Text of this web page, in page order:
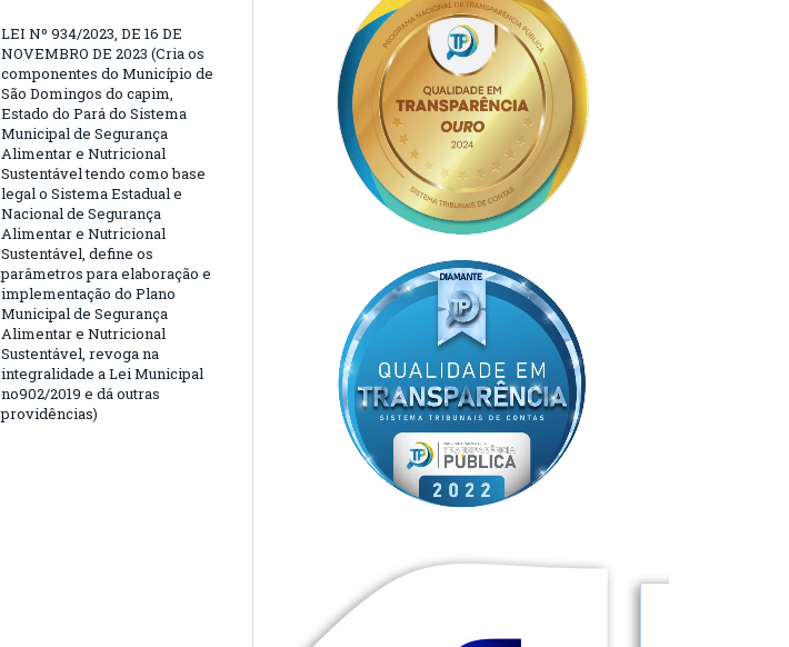
LEI Nº 934/2023, DE 16 DE
NOVEMBRO DE 2023 (Cria os
componentes do Município de
São Domingos do capim,
Estado do Pará do Sistema
Municipal de Segurança
Alimentar e Nutricional
Sustentável tendo como base
legal o Sistema Estadual e
Nacional de Segurança
Alimentar e Nutricional
Sustentável, define os
parâmetros para elaboração e
implementação do Plano
Municipal de Segurança
Alimentar e Nutricional
Sustentável, revoga na
integralidade a Lei Municipal
no902/2019 e dá outras
providências)